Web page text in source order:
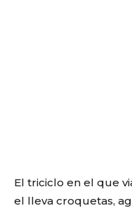
El triciclo en el que
el lleva croquetas,